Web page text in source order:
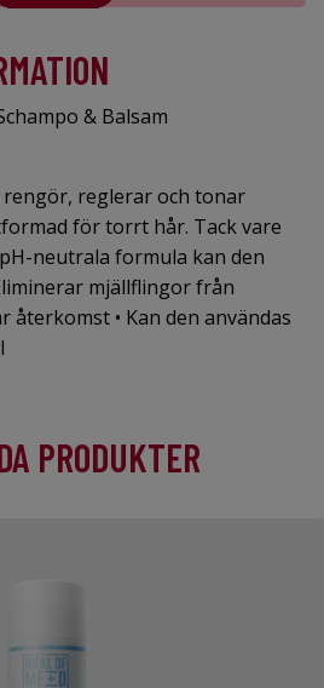
& Balsam
rengör, reglerar och tonar
för torrt hår. Tack vare
neutrala formula kan den
mjällflingor från
återkomst • Kan den användas
PRODUKTER